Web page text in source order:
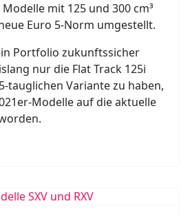
mit 125 und 300 cm³
Euro 5-Norm umgestellt.
Portfolio zukunftssicher
nur die Flat Track 125i
tauglichen Variante zu haben,
Modelle auf die aktuelle